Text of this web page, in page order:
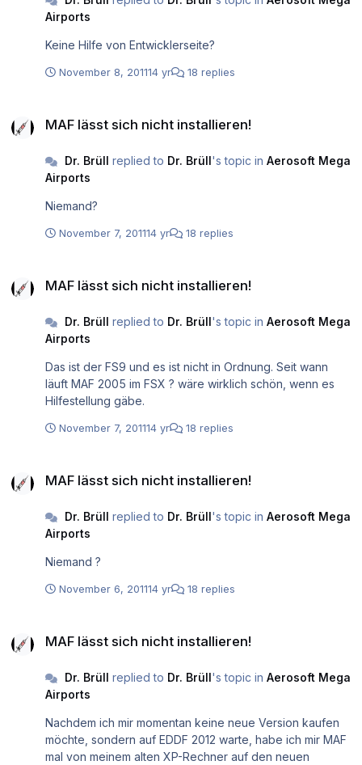
Airports
Keine Hilfe von Entwicklerseite?
November 8, 201114 yr 18 replies
MAF lässt sich nicht installieren!
Dr. Brüll replied to Dr. Brüll's topic in Aerosoft Mega
Airports
Niemand?
November 7, 201114 yr 18 replies
MAF lässt sich nicht installieren!
Dr. Brüll replied to Dr. Brüll's topic in Aerosoft Mega
Airports
Das ist der FS9 und es ist nicht in Ordnung. Seit wann
läuft MAF 2005 im FSX ? wäre wirklich schön, wenn es
Hilfestellung gäbe.
November 7, 201114 yr 18 replies
MAF lässt sich nicht installieren!
Dr. Brüll replied to Dr. Brüll's topic in Aerosoft Mega
Airports
Niemand ?
November 6, 201114 yr 18 replies
MAF lässt sich nicht installieren!
Dr. Brüll replied to Dr. Brüll's topic in Aerosoft Mega
Airports
Nachdem ich mir momentan keine neue Version kaufen
möchte, sondern auf EDDF 2012 warte, habe ich mir MAF
mal von meinem alten XP-Rechner auf den neuen